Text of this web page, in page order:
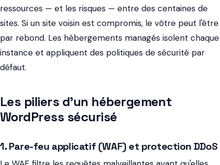
ressources — et les risques — entre des centaines de
sites. Si un site voisin est compromis, le vôtre peut l'être
par rebond. Les hébergements managés isolent chaque
instance et appliquent des politiques de sécurité par
défaut.
Les piliers d'un hébergement
WordPress sécurisé
1. Pare-feu applicatif (WAF) et protection DDoS